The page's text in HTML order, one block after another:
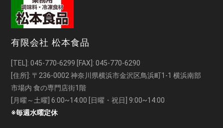
有限会社 松本食品
[TEL]:045-770-6299 [FAX]: 045-770-6290
[住所]: 〒236-0002 神奈川県横浜市金沢区鳥浜町1-1 横浜南部
市場内 食の専門店街1階
[月曜～土曜] 6:00~14:00 [日曜・祝日] 9:00~14:00
※毎週水曜定休